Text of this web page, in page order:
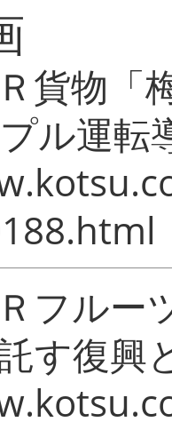
貨物「
ル運転
フルー
す復興